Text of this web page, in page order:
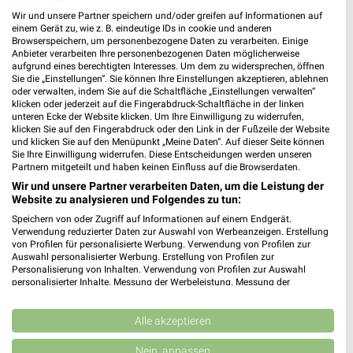
Globus
18,8 km
Angebote ab 03.08.
Noch heute gültig
REWE
Angebote ab 03.08.
Noch heute gültig
tegut...
Wir und unsere Partner speichern und/oder greifen auf Informationen auf
einem Gerät zu, wie z. B. eindeutige IDs in cookie und anderen
Browserspeichern, um personenbezogene Daten zu verarbeiten. Einige
Anbieter verarbeiten Ihre personenbezogenen Daten möglicherweise
aufgrund eines berechtigten Interesses. Um dem zu widersprechen, öffnen
Sie die „Einstellungen“. Sie können Ihre Einstellungen akzeptieren, ablehnen
oder verwalten, indem Sie auf die Schaltfläche „Einstellungen verwalten“
klicken oder jederzeit auf die Fingerabdruck-Schaltfläche in der linken
unteren Ecke der Website klicken. Um Ihre Einwilligung zu widerrufen,
klicken Sie auf den Fingerabdruck oder den Link in der Fußzeile der Website
und klicken Sie auf den Menüpunkt „Meine Daten“. Auf dieser Seite können
Sie Ihre Einwilligung widerrufen. Diese Entscheidungen werden unseren
Partnern mitgeteilt und haben keinen Einfluss auf die Browserdaten.
Wir und unsere Partner verarbeiten Daten, um die Leistung der
Website zu analysieren und Folgendes zu tun:
Speichern von oder Zugriff auf Informationen auf einem Endgerät.
Verwendung reduzierter Daten zur Auswahl von Werbeanzeigen. Erstellung
von Profilen für personalisierte Werbung. Verwendung von Profilen zur
Auswahl personalisierter Werbung. Erstellung von Profilen zur
Personalisierung von Inhalten. Verwendung von Profilen zur Auswahl
personalisierter Inhalte. Messung der Werbeleistung. Messung der
Kombinationen von Daten aus verschiedenen Quellen. Entwicklung und
Verbesserung der Angebote. Verwendung reduzierter Daten zur Auswahl
von Inhalten.
Daten können außerhalb der Europäischen Union weitergegeben und in die
Alle akzeptieren